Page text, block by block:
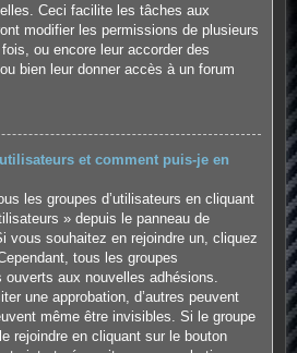
Ceci facilite les tâches aux
modifier les permissions de plusieurs
ou encore leur accorder des
bien leur donner accès à un forum
et comment puis-je en
les groupes d’utilisateurs en cliquant
» depuis le panneau de
vous souhaitez en rejoindre un, cliquez
tous les groupes
ouverts aux nouvelles adhésions.
une approbation, d’autres peuvent
même être invisibles. Si le groupe
rejoindre en cliquant sur le bouton